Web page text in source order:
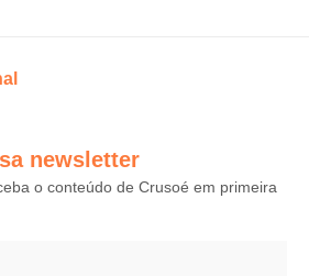
newsletter
o conteúdo de Crusoé em primeira